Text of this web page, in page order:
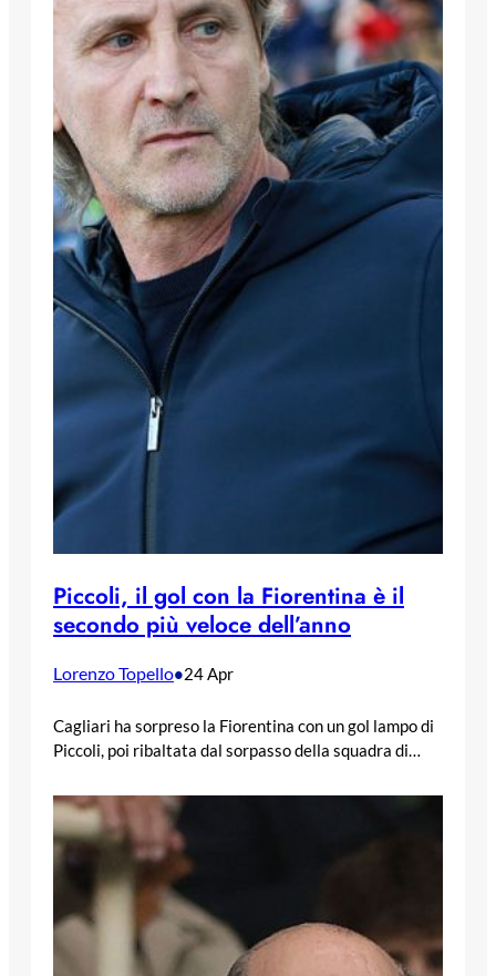
Piccoli, il gol con la Fiorentina è il
secondo più veloce dell’anno
Lorenzo Topello•24 Apr
Cagliari ha sorpreso la Fiorentina con un gol lampo di
Piccoli, poi ribaltata dal sorpasso della squadra di…